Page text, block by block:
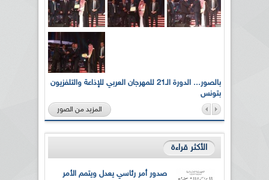
بالصور... الدورة الـ21 للمهرجان العربي للإذاعة والتلفزيون
بتونس
المزيد من الصور
الأكثر قراءة
صدور أمر رئاسي يعدل ويتمم الأمر